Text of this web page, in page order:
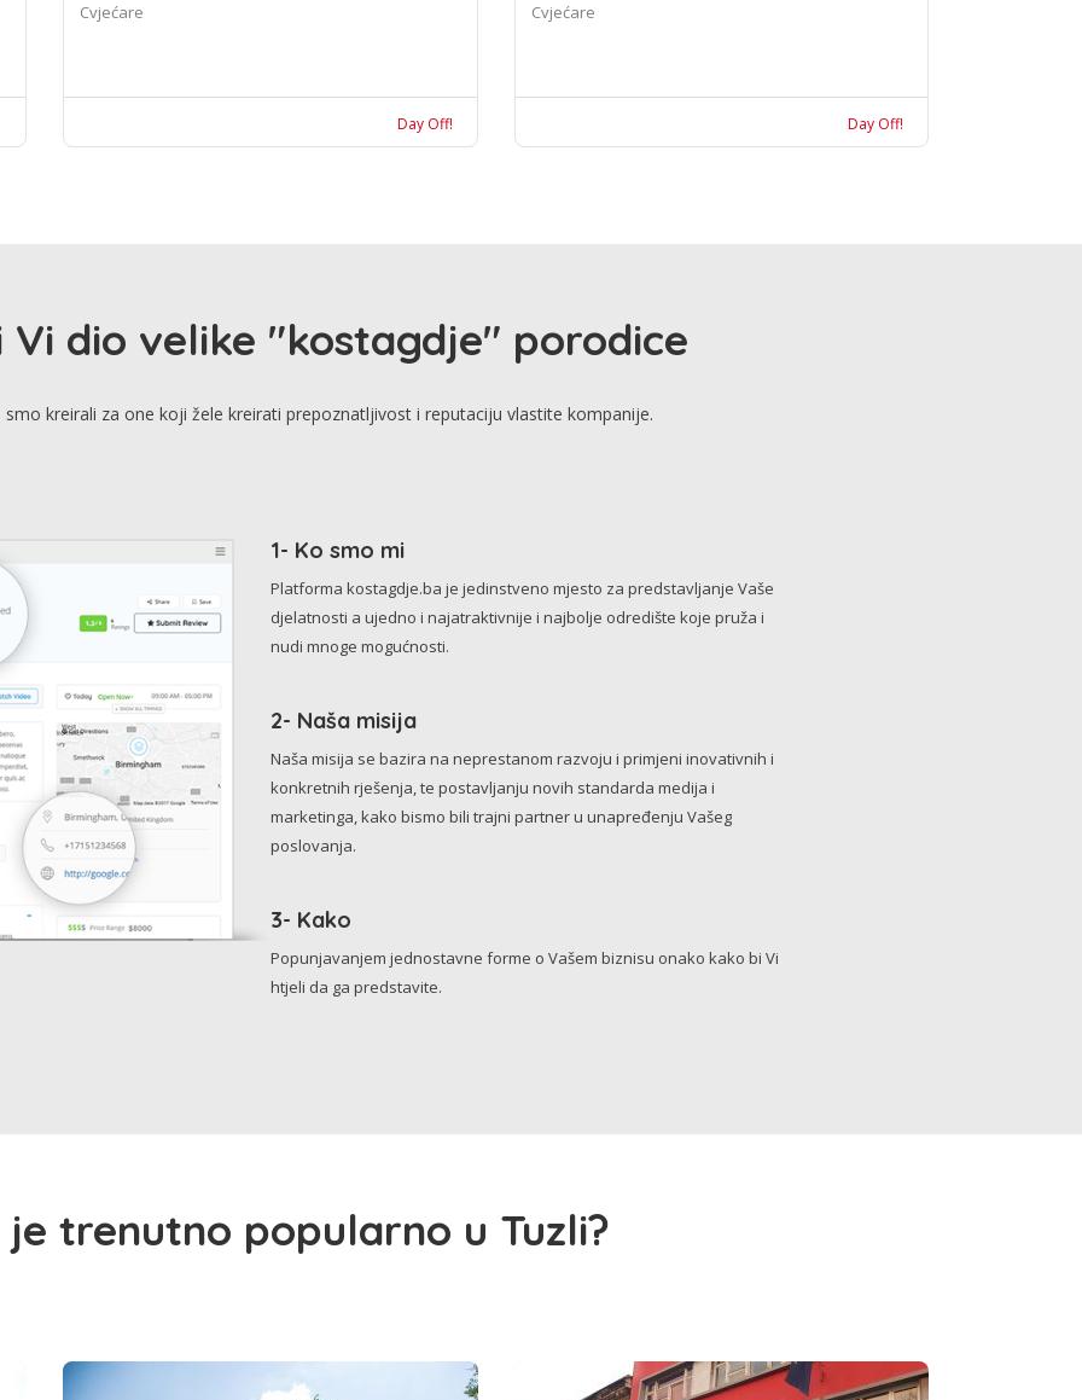
Cvjećare
Day Off!
Cvjećare
Day Off!
Vi dio velike "kostagdje" porodice
kreirali za one koji žele kreirati prepoznatljivost i reputaciju vlastite kompanije.
1- Ko smo mi
Platforma kostagdje.ba je jedinstveno mjesto za predstavljanje Vaše
djelatnosti a ujedno i najatraktivnije i najbolje odredište koje pruža i
nudi mnoge mogućnosti.
2- Naša misija
Naša misija se bazira na neprestanom razvoju i primjeni inovativnih i
konkretnih rješenja, te postavljanju novih standarda medija i
marketinga, kako bismo bili trajni partner u unapređenju Vašeg
poslovanja.
3- Kako
Popunjavanjem jednostavne forme o Vašem biznisu onako kako bi Vi
htjeli da ga predstavite.
je trenutno popularno u Tuzli?